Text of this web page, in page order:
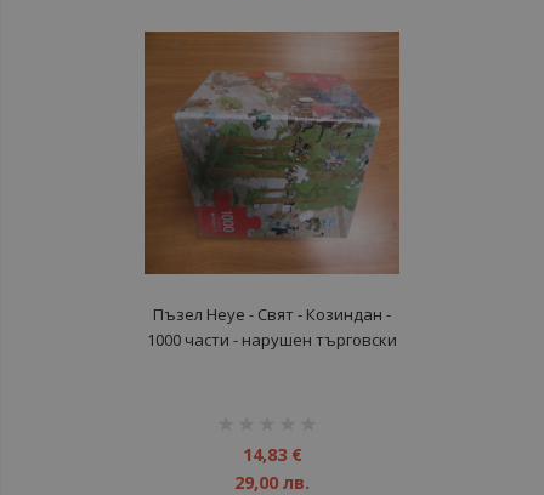
Пъзел Heye - Свят - Козиндан -
1000 части - нарушен търговски
14,83 €
29,00 лв.